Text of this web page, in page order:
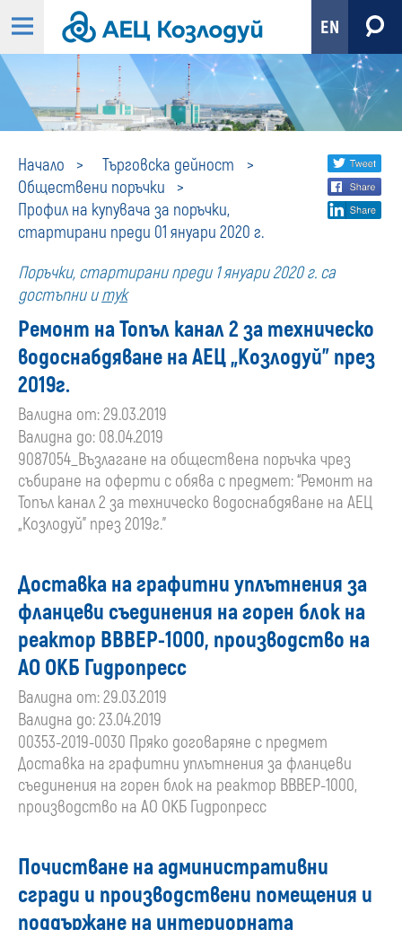
EN
Начало
Търговска дейност
Обществени поръчки
Профил на купувача за поръчки,
стартирани преди 01 януари 2020 г.
Профил
на
купувача
поръчки,
01
януари
г.
Share
social
Поръчки, стартирани преди 1 януари 2020 г. са
достъпни итук
Ремонт на Топъл канал 2 за техническо
водоснабдяване на АЕЦ „Козлодуй” през
2019г.
Валидна от: 29.03.2019
Валидна до: 08.04.2019
9087054_Възлагане на обществена поръчка чрез
събиране на оферти с обява с предмет: “Ремонт на
Топъл канал 2 за техническо водоснабдяване на АЕЦ
„Козлодуй” през 2019г.”
Доставка на графитни уплътнения за
фланцеви съединения на горен блок на
реактор ВВВЕР-1000, производство на
АО ОКБ Гидропресс
Валидна от: 29.03.2019
Валидна до: 23.04.2019
00353-2019-0030 Пряко договаряне с предмет
Доставка на графитни уплътнения за фланцеви
съединения на горен блок на реактор ВВВЕР-1000,
производство на АО ОКБ Гидропресс
Почистване на административни
сгради и производствени помещения и
поддържане на интериорната